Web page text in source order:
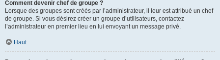
Comment devenir chef de groupe ?
Lorsque des groupes sont créés par l’administrateur, il leur est attribué un chef
de groupe. Si vous désirez créer un groupe d’utilisateurs, contactez
l’administrateur en premier lieu en lui envoyant un message privé.
Haut